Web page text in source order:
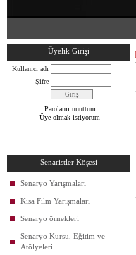
Üyelik Girişi
Kullanıcı adı
Şifre
Parolamı unuttum
Üye olmak istiyorum
Senaristler Köşesi
Senaryo Yarışmaları
Kısa Film Yarışmaları
Senaryo örnekleri
Senaryo Kursu, Eğitim ve
Atölyeleri